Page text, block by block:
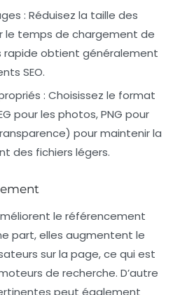
: Réduisez la taille des
le temps de chargement de
rapide obtient généralement
SEO.
: Choisissez le format
pour les photos, PNG pour
pour maintenir la
des fichiers légers.
le référencement
part, elles augmentent le
sur la page, ce qui est
de recherche. D’autre
peut également